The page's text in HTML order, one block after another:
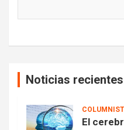
Noticias recientes
El